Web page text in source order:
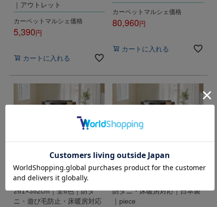
｜アウトレット
カーペットマルシェ価格
5,390
カートに入れる
カーペットマルシェ価格
80,960
カートに入れる
サウンドルベリー｜防音カー
ペット｜江戸間6畳
261×352cm｜全6色｜防ダ
ニ・遊び毛防止・床暖房対応
Ｈルベリー｜カーペット｜本
防ダニ・床暖房対応｜日本製
｜piece